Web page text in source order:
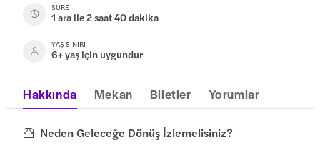
SÜRE
1 ara ile 2 saat 40 dakika
YAŞ SINIRI
6+ yaş için uygundur
Hakkında Mekan Biletler Yorumlar
Neden Geleceğe Dönüş İzlemelisiniz?